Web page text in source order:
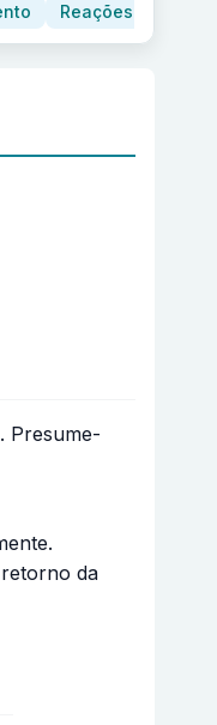
Reações adversas
Presume-
da